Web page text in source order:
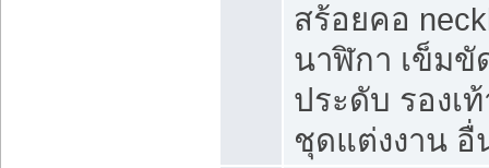
สร้อยคอ
นาฬิกา เข็มขั
ประดับ รองเท้
ชุดแต่งงาน อื่